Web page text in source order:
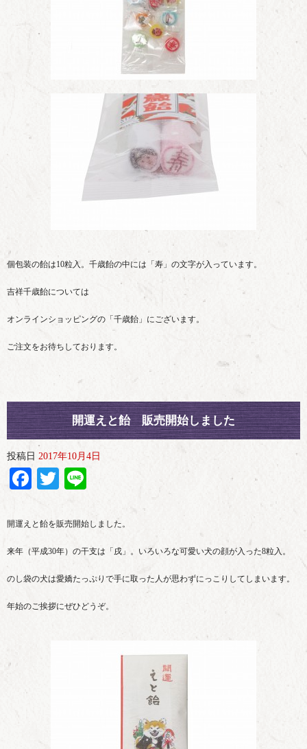
個包装の飴は10粒入。千歳飴の中には「寿」の文字が入っています。
吉祥千歳飴については
オンラインショッピングの「千歳飴」にございます。
ご注文をお待ちしております。
開運えと飴 販売開始しました
投稿日 2017年10月4日
Facebook
Twitter
開運えと飴を販売開始しました。
来年（平成30年）の干支は「戌」。いろいろな可愛い犬の顔が入った8粒入。
のし袋の犬は愛嬌たっぷりで手に取った人が思わずにっこりしてしまいます。
年始のご挨拶にぜひどうぞ。